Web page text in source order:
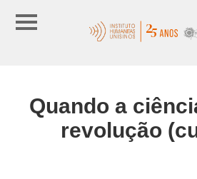
Quando a
revolução